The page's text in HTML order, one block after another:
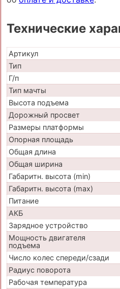
Технические
Артикул
Тип
Г/п
Тип мачты
Высота подъема
Дорожный просвет
Размеры платформы
Опорная площадь
Общая длина
Общая ширина
Габаритн. высота (min)
Габаритн. высота (max)
Питание
АКБ
Зарядное устройство
Мощность двигателя
подъема
Число колес спереди/сзади
Радиус поворота
Рабочая температура